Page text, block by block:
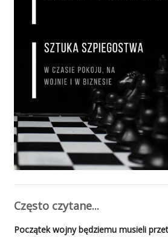
Często czytane...
Początek wojny będziemu musieli